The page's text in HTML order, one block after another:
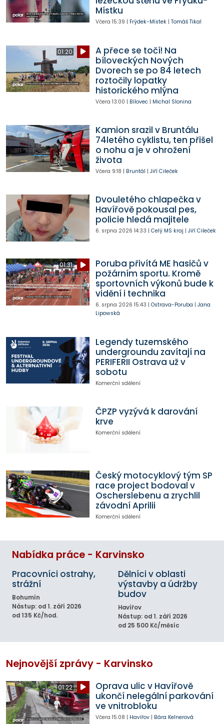
Místku
Včera 15:39 | Frýdek-Místek| Tomáš Tikal
01:20
A přece se točí! Na
bíloveckých Nových
Dvorech se po 84 letech
roztočily lopatky
historického mlýna
Včera 13:00 | Bílovec| Michal Slonina
Kamion srazil v Bruntálu
74letého cyklistu, ten přišel
o nohu a je v ohrožení
života
Včera 9:18 | Bruntál | Jiří Cileček
Dvouletého chlapečka v
Havířově pokousal pes,
policie hledá majitele
6. srpna 2026 14:33 | Celý MS kraj | Jiří Cileček
01:31
Poruba přivítá ME hasičů v
požárním sportu. Kromě
sportovních výkonů bude k
vidění i technika
6. srpna 2026 15:43 | Ostrava-Poruba | Jana
Lipowská
Legendy tuzemského
undergroundu zavítají na
PERIFERII Ostrava už v
sobotu
Komerční sdělení
ČPZP vyzývá k darování
krve
Komerční sdělení
Český motocyklový tým SP
race project bodoval v
Oscherslebenu a zrychlil
závodní Aprilii
Komerční sdělení
Nabídka práce - Karvinsko
Pracovníci ostrahy,
strážní
Bohumín
Nástup: od 1. září 2026
od 135 Kč/hod.
Dělníci v oblasti
výstavby a údržby
budov
Havířov
Nástup: od 1. září 2026
od 25 500 Kč/měsíc
Nejnovější zprávy - Karvinsko
01:22
Oprava ulic v Havířově
ukončí nelegální parkování
ve vnitrobloku
Včera 15:08 | Havířov| Bára Kelnerová